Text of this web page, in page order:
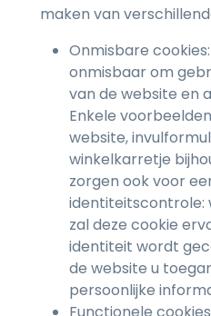
maken van
Onmisbare
onmisbaar om
van de website en
Enkele
website,
winkelkarretje
zorgen ook voor
identiteitscontrole:
zal deze cookie
identiteit wordt
de website u
persoonlijke